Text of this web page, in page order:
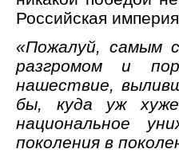
Российская
«Пожалуй, самым
разгромом и
нашествие,
бы, куда уж
национальное
поколения в